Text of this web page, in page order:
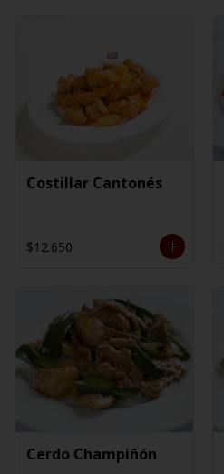
Costillar Cantonés
$12.650
Cerdo Champiñón